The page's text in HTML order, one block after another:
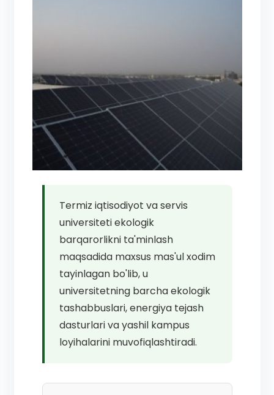
Ekologik barqarorlik va iqlim
o'zgarishlari bo'yicha mas'ul
xodim
Termiz iqtisodiyot va servis
universiteti ekologik
barqarorlikni ta'minlash
maqsadida maxsus mas'ul xodim
tayinlagan bo'lib, u
universitetning barcha ekologik
tashabbuslari, energiya tejash
dasturlari va yashil kampus
loyihalarini muvofiqlashtiradi.